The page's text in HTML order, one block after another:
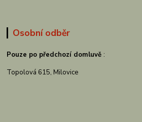
Osobní odběr
Pouze po předchozí domluvě :
Topolová 615, Milovice